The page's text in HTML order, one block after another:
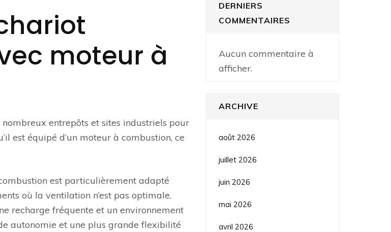
moteur à
entrepôts et sites industriels pour
est équipé d’un moteur à combustion, ce
est particulièrement adapté
où la ventilation n’est pas optimale.
recharge fréquente et un environnement
autonomie et une plus grande flexibilité
DERNIERS
COMMENTAIRES
Aucun commentaire à
afficher.
ARCHIVE
août 2026
juillet 2026
juin 2026
mai 2026
avril 2026